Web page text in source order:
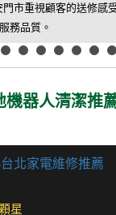
門市重視顧客的送修感
務品質。
機器人清潔推
星